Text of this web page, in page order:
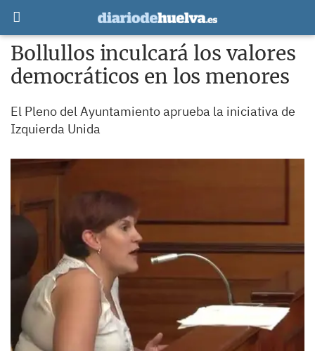
Bollullos inculcará los valores
democráticos en los menores
El Pleno del Ayuntamiento aprueba la iniciativa de
Izquierda Unida